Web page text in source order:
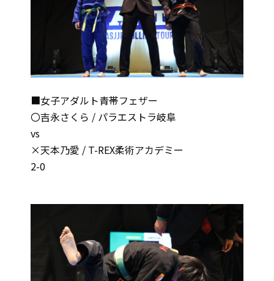
■女子アダルト青帯フェザー
〇吉永さくら / パラエストラ岐阜
vs
×天本乃愛 / T-REX柔術アカデミー
2-0